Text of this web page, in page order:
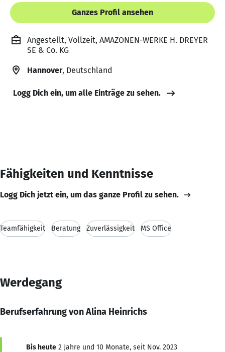
Ganzes Profil ansehen
Angestellt, Vollzeit, AMAZONEN-WERKE H. DREYER
SE & Co. KG
Hannover, Deutschland
Logg Dich ein, um alle Einträge zu sehen.
Fähigkeiten und Kenntnisse
Logg Dich jetzt ein, um das ganze Profil zu sehen.
Teamfähigkeit Beratung Zuverlässigkeit MS Office
Werdegang
Berufserfahrung von Alina Heinrichs
Bis heute 2 Jahre und 10 Monate, seit Nov. 2023